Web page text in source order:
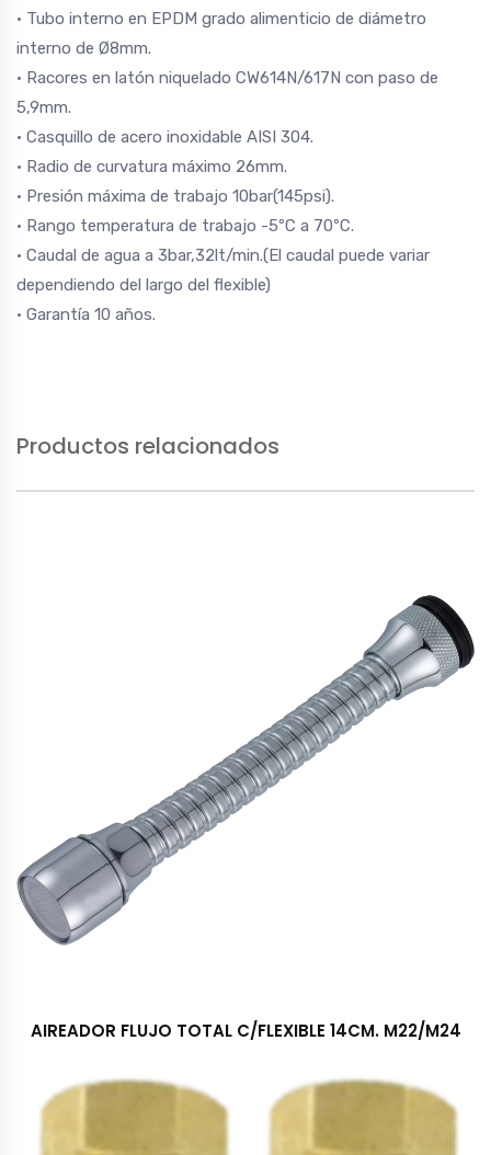
· Tubo interno en EPDM grado alimenticio de diámetro
interno de Ø8mm.
· Racores en latón niquelado CW614N/617N con paso de
5,9mm.
· Casquillo de acero inoxidable AISI 304.
· Radio de curvatura máximo 26mm.
· Presión máxima de trabajo 10bar(145psi).
· Rango temperatura de trabajo -5ºC a 70ºC.
· Caudal de agua a 3bar,32lt/min.(El caudal puede variar
dependiendo del largo del flexible)
· Garantía 10 años.
Productos relacionados
AIREADOR FLUJO TOTAL C/FLEXIBLE 14CM. M22/M24